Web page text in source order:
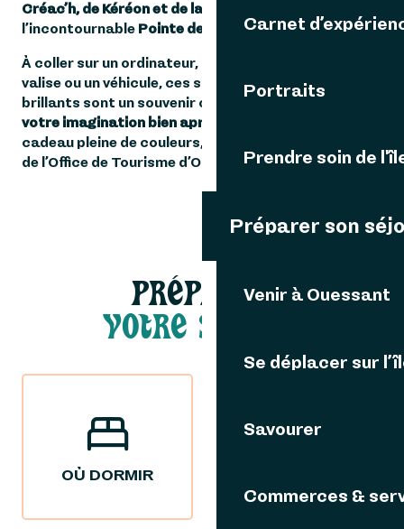
Carnet
Portraits
Prendre soin de
Préparer son
Venir à Ouessant
Se déplacer sur
Savourer
Commerces &
Créac’h, de Kéréon et de la Jument
l’incontournable Pointe de Pern !
À coller sur un ordinateur, une gourde, un carnet, une
valise ou un véhicule, ces stickers résistants et
brillants sont un souvenir original qui
votre imagination bien après votre séjour.
cadeau pleine de couleurs, disponible à la boutique
de l’Office de Tourisme d’Ouessant.
PRÉPARER
VOTRE SÉJOUR
OÙ DORMIR